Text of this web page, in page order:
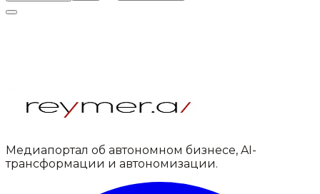
Медиапортал об автономном бизнесе, AI-
трансформации и автономизации.